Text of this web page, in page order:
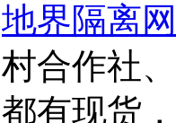
地界隔离网
村合作社
都有现货